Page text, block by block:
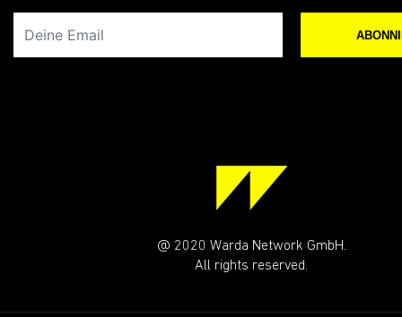
@ 2020 Warda Network GmbH.
All rights reserved.